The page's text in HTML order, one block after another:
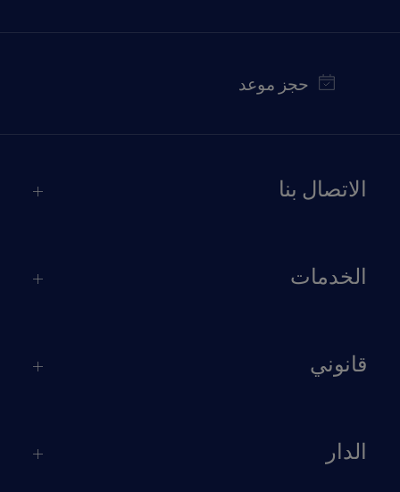
حجز موعد
الاتصال بنا
الخدمات
قانوني
الدار